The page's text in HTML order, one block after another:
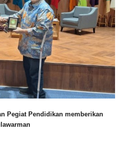
Pegiat Pendidikan memberikan